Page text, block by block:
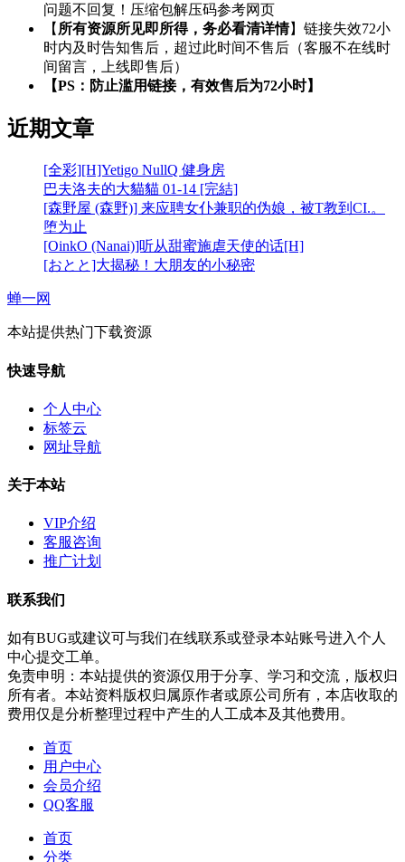
问题不回复！压缩包解压码参考网页
【 所有资源所见即所得，务必看清详情】链接失效72小
时内及时告知售后，超过此时间不售后（客服不在线时
间留言，上线即售后）
【PS：防止滥用链接，有效售后为72小时】
近期文章
[全彩][H]Yetigo NullQ 健身房
巴夫洛夫的大貓貓 01-14 [完結]
[森野屋 (森野)] 来应聘女仆兼职的伪娘，被T教到CI.。
堕为止
[OinkO (Nanai)]听从甜蜜施虐天使的话[H]
[おとと]大揭秘！大朋友的小秘密
蝉一网
本站提供热门下载资源
快速导航
个人中心
标签云
网址导航
关于本站
VIP介绍
客服咨询
推广计划
联系我们
如有BUG或建议可与我们在线联系或登录本站账号进入个人
中心提交工单。
免责申明：本站提供的资源仅用于分享、学习和交流，版权归
所有者。本站资料版权归属原作者或原公司所有，本店收取的
费用仅是分析整理过程中产生的人工成本及其他费用。
首页
用户中心
会员介绍
QQ客服
首页
分类